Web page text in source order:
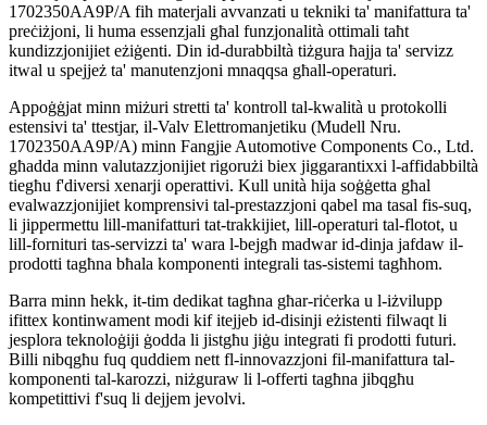
1702350AA9P/A fih materjali avvanzati u tekniki ta' manifattura ta'
preċiżjoni, li huma essenzjali għal funzjonalità ottimali taħt
kundizzjonijiet eżiġenti. Din id-durabbiltà tiżgura ħajja ta' servizz
itwal u spejjeż ta' manutenzjoni mnaqqsa għall-operaturi.
Appoġġjat minn miżuri stretti ta' kontroll tal-kwalità u protokolli
estensivi ta' ttestjar, il-Valv Elettromanjetiku (Mudell Nru.
1702350AA9P/A) minn Fangjie Automotive Components Co., Ltd.
għadda minn valutazzjonijiet rigorużi biex jiggarantixxi l-affidabbiltà
tiegħu f'diversi xenarji operattivi. Kull unità hija soġġetta għal
evalwazzjonijiet komprensivi tal-prestazzjoni qabel ma tasal fis-suq,
li jippermettu lill-manifatturi tat-trakkijiet, lill-operaturi tal-flotot, u
lill-fornituri tas-servizzi ta' wara l-bejgħ madwar id-dinja jafdaw il-
prodotti tagħna bħala komponenti integrali tas-sistemi tagħhom.
Barra minn hekk, it-tim dedikat tagħna għar-riċerka u l-iżvilupp
ifittex kontinwament modi kif itejjeb id-disinji eżistenti filwaqt li
jesplora teknoloġiji ġodda li jistgħu jiġu integrati fi prodotti futuri.
Billi nibqgħu fuq quddiem nett fl-innovazzjoni fil-manifattura tal-
komponenti tal-karozzi, niżguraw li l-offerti tagħna jibqgħu
kompetittivi f'suq li dejjem jevolvi.